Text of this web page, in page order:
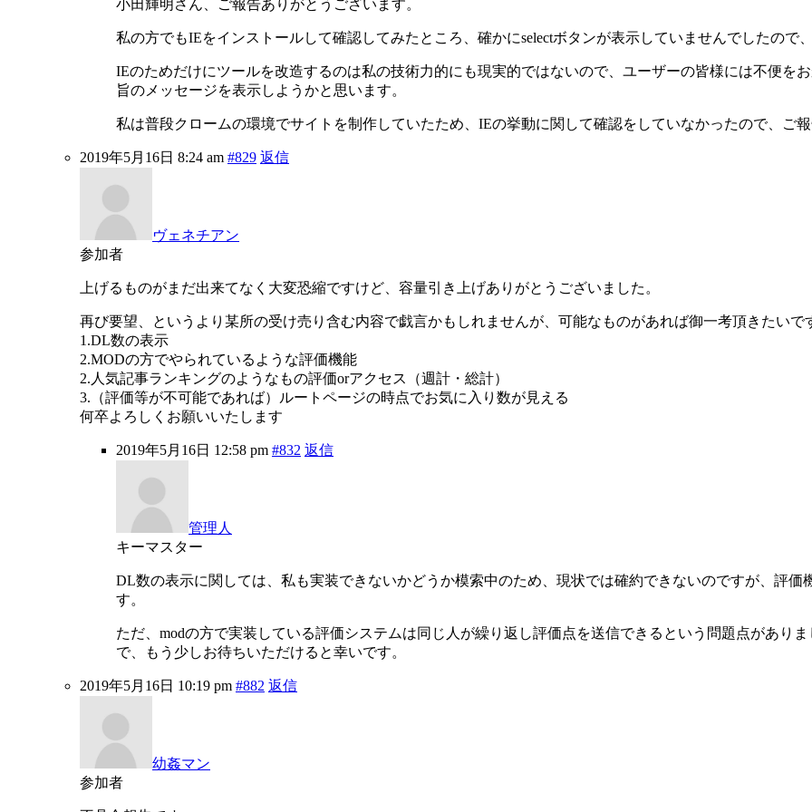
小田輝明さん、ご報告ありがとうございます。
私の方でもIEをインストールして確認してみたところ、確かにselectボタンが表示していませんでしたので
IEのためだけにツールを改造するのは私の技術力的にも現実的ではないので、ユーザーの皆様には不便を
旨のメッセージを表示しようかと思います。
私は普段クロームの環境でサイトを制作していたため、IEの挙動に関して確認をしていなかったので、ご
2019年5月16日 8:24 am #829 返信
ヴェネチアン
参加者
上げるものがまだ出来てなく大変恐縮ですけど、容量引き上げありがとうございました。
再び要望、というより某所の受け売り含む内容で戯言かもしれませんが、可能なものがあれば御一考頂きたいで
1.DL数の表示
2.MODの方でやられているような評価機能
2.人気記事ランキングのようなもの評価orアクセス（週計・総計）
3.（評価等が不可能であれば）ルートページの時点でお気に入り数が見える
何卒よろしくお願いいたします
2019年5月16日 12:58 pm #832 返信
管理人
キーマスター
DL数の表示に関しては、私も実装できないかどうか模索中のため、現状では確約できないのですが、評
す。
ただ、modの方で実装している評価システムは同じ人が繰り返し評価点を送信できるという問題点があり
で、もう少しお待ちいただけると幸いです。
2019年5月16日 10:19 pm #882 返信
幼姦マン
参加者